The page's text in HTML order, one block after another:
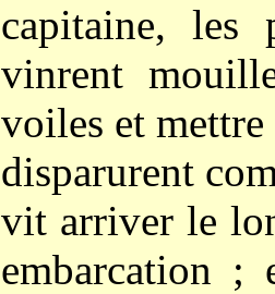
capitaine, les
vinrent
voiles et
disparurent
vit arriver le
embarcation ;